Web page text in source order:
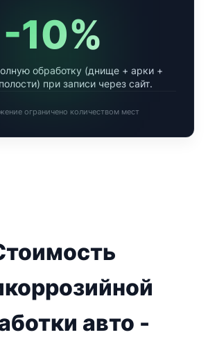
-10%
обработку (днище + арки +
при записи через сайт.
ограничено количеством мест
авто -